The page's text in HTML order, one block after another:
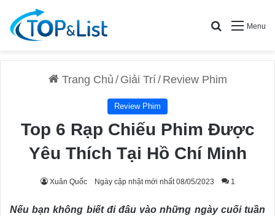
Menu
Search for
Trang Chủ / Giải Trí / Review Phim
Review Phim
Top 6 Rạp Chiếu Phim Được
Yêu Thích Tại Hồ Chí Minh
Xuân Quốc Ngày cập nhật mới nhất 08/05/2023 1
Nếu bạn không biết đi đâu vào những ngày cuối tuần